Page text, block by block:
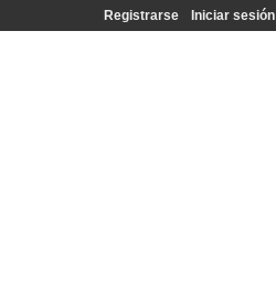
Registrarse Iniciar sesión